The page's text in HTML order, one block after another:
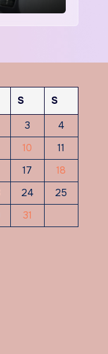
S
S
3
4
10
11
17
18
24
25
31